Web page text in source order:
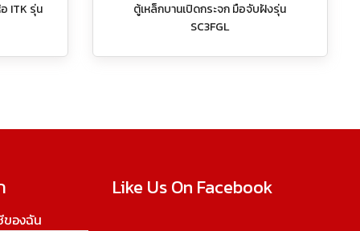
ITK รุ่น
ตู้เหล็กบานเปิดกระจก มือจับฝังรุ่น
SC3FGL
องฉัน
Like Us On Facebook